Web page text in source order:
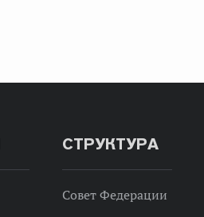
СТРУКТУРА
Совет Федерации